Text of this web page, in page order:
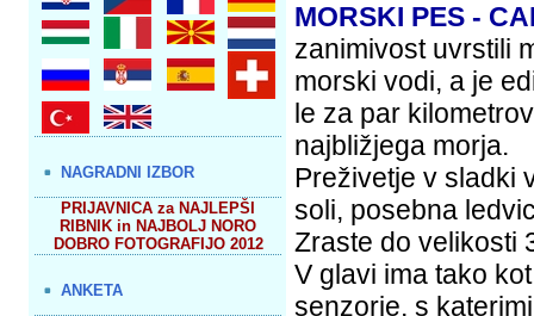
NAGRADNI IZBOR
PRIJAVNICA za NAJLEPŠI
RIBNIK in NAJBOLJ NORO
DOBRO FOTOGRAFIJO 2012
ANKETA
MORSKI PES -
zanimivost uvrstili
morski vodi, a je
le za par
najbližjega morja.
Preživetje v sladki
soli, posebna
Zraste do velikosti
V glavi ima tako
senzorje, s